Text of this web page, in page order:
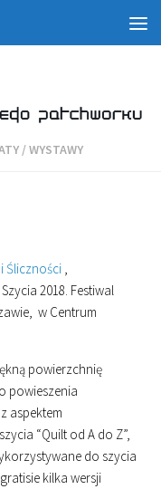
/WYSTAWY
Śliczności ,
2018. Festiwal
w Centrum
powierzchnię
powieszenia
aspektem
“Quilt od A do Z”,
do szycia
kilka wersji